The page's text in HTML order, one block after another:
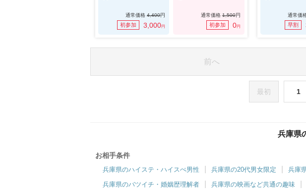
通常価格4,400円
初参加 3,000円
通常価格1,500円
初参加 0円
通常価
早割
前へ
最初 1
兵庫県
お相手条件
兵庫県のハイステ・ハイスぺ男性 兵庫県の20代男女限定 兵庫
兵庫県のバツイチ・婚姻歴理解者
兵庫県の映画など共通の趣味